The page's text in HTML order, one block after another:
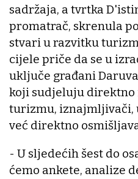
sadržaja, a tvrtka
promatrač, skrenula
stvari u razvitku
cijele priče da se u
uključe građani
koji sudjeluju
turizmu, iznajmljivači,
već direktno
- U sljedećih šest do
ćemo ankete, analize